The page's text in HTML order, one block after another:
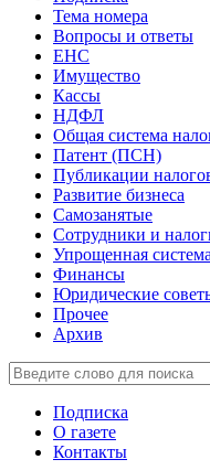
Тема номера
Вопросы и ответы
ЕНС
Имущество
Кассы
НДФЛ
Общая система
Патент (ПСН)
Публикации
Развитие бизнеса
Самозанятые
Сотрудники и
Упрощенная
Финансы
Юридические
Прочее
Архив
Подписка
О газете
Контакты